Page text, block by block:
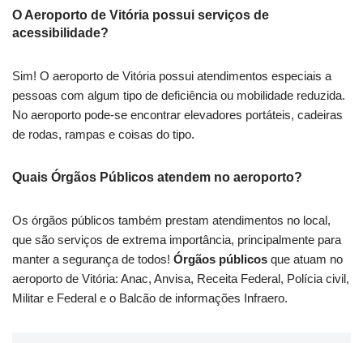
O Aeroporto de Vitória possui serviços de
acessibilidade?
Sim! O aeroporto de Vitória possui atendimentos especiais a
pessoas com algum tipo de deficiência ou mobilidade reduzida.
No aeroporto pode-se encontrar elevadores portáteis, cadeiras
de rodas, rampas e coisas do tipo.
Quais Órgãos Públicos atendem no aeroporto?
Os órgãos públicos também prestam atendimentos no local,
que são serviços de extrema importância, principalmente para
manter a segurança de todos! Órgãos públicos que atuam no
aeroporto de Vitória: Anac, Anvisa, Receita Federal, Polícia civil,
Militar e Federal e o Balcão de informações Infraero.